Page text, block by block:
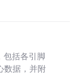
包括各引脚
数据，并附